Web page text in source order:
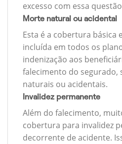
excesso com essa
Morte natural ou acidental
Esta é a cobertura básica
incluída em todos os
indenização aos
falecimento do segurado,
naturais ou acidentais.
Invalidez permanente
Além do falecimento,
cobertura para invalidez
decorrente de acidente.